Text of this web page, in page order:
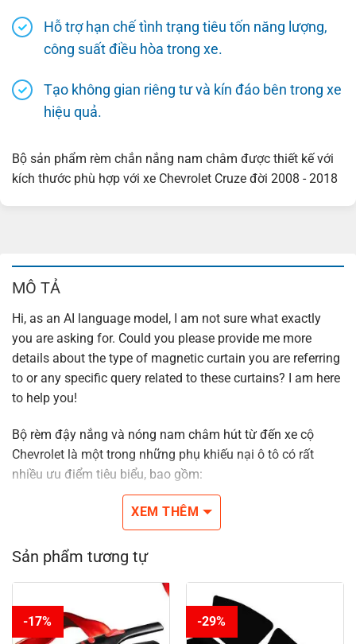
Hỗ trợ hạn chế tình trạng tiêu tốn năng lượng,
công suất điều hòa trong xe.
Tạo không gian riêng tư và kín đáo bên trong xe
hiệu quả.
Bộ sản phẩm rèm chắn nắng nam châm được thiết kế với
kích thước phù hợp với xe Chevrolet Cruze đời 2008 - 2018
MÔ TẢ
Hi, as an AI language model, I am not sure what exactly
you are asking for. Could you please provide me more
details about the type of magnetic curtain you are referring
to or any specific query related to these curtains? I am here
to help you!
Bộ rèm đậy nắng và nóng nam châm hút từ đến xe cộ
Chevrolet là một trong những phụ khiếu nại ô tô có rất
nhiều ưu điểm tiêu biểu, bao gồm:
Dễ dàng sử dụng: Với công nghệ nam châm hút mưu trí,
bộ rèm đậy nắng và nóng nam châm từ xe cộ Chevrolet
có thể lắp ráp và túa gắn thêm 1 cách đơn giản và dễ
dàng & chóng vánh, không nhất thiết phải dùng các đồ
vật đặc biệt tốt tháo đính thêm những phòng ban khác
của xe.
Hiệu trái chắn nắng và nóng: Sở rèm đậy nắng nam
XEM THÊM
Sản phẩm tương tự
-17% -29%